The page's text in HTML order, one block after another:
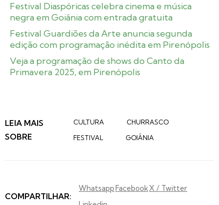
Festival Diaspóricas celebra cinema e música
negra em Goiânia com entrada gratuita
Festival Guardiões da Arte anuncia segunda
edição com programação inédita em Pirenópolis
Veja a programação de shows do Canto da
Primavera 2025, em Pirenópolis
LEIA MAIS
SOBRE
CULTURA
CHURRASCO
FESTIVAL
GOIÂNIA
COMPARTILHAR:
Whatsapp FacebookX / Twitter